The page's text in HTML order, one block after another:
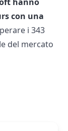
hanno
con una
i 343
del mercato